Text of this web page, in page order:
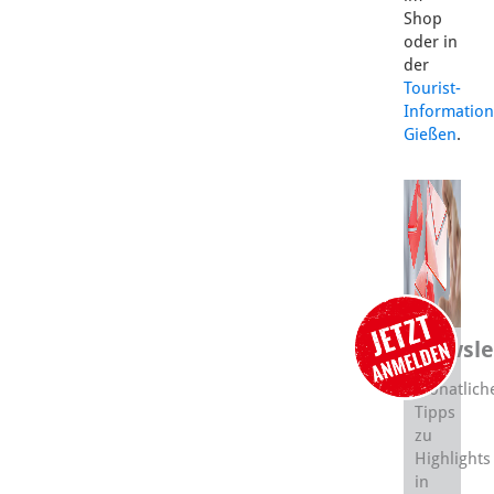
Shop
oder in
der
Tourist-
Information
Gießen.
Tipps
zu
Highlights
in